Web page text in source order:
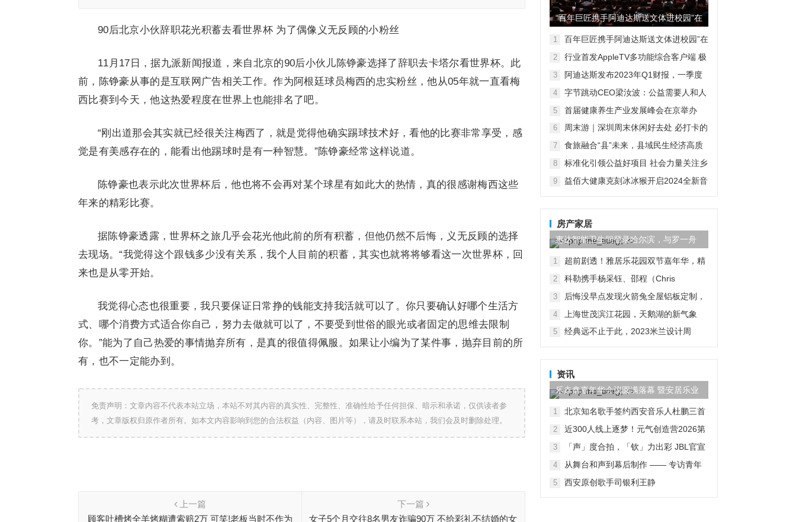
90后北京小伙辞职花光积蓄去看世界杯 为了偶像义无反顾的小粉丝
11月17日，据九派新闻报道，来自北京的90后小伙儿陈铮豪选择了辞职去卡塔尔看世界杯。此
前，陈铮豪从事的是互联网广告相关工作。作为阿根廷球员梅西的忠实粉丝，他从05年就一直看梅
西比赛到今天，他这热爱程度在世界上也能排名了吧。
“刚出道那会其实就已经很关注梅西了，就是觉得他确实踢球技术好，看他的比赛非常享受，感
觉是有美感存在的，能看出他踢球时是有一种智慧。”陈铮豪经常这样说道。
陈铮豪也表示此次世界杯后，他也将不会再对某个球星有如此大的热情，真的很感谢梅西这些
年来的精彩比赛。
据陈铮豪透露，世界杯之旅几乎会花光他此前的所有积蓄，但他仍然不后悔，义无反顾的选择
去现场。“我觉得这个跟钱多少没有关系，我个人目前的积蓄，其实也就将将够看这一次世界杯，回
来也是从零开始。
我觉得心态也很重要，我只要保证日常挣的钱能支持我活就可以了。你只要确认好哪个生活方
式、哪个消费方式适合你自己，努力去做就可以了，不要受到世俗的眼光或者固定的思维去限制
你。”能为了自己热爱的事情抛弃所有，是真的很值得佩服。如果让小编为了某件事，抛弃目前的所
有，也不一定能办到。
免责声明：文章内容不代表本站立场，本站不对其内容的真实性、完整性、准确性给予任何担保、暗示和承诺，仅供读者参
考，文章版权归原作者所有。如本文内容影响到您的合法权益（内容、图片等），请及时联系本站，我们会及时删除处理。
上一篇
顾客吐槽烤全羊烤糊遭索赔2万 可笑!老板当时不作为
下一篇
女子5个月交往8名男友诈骗90万 不给彩礼不结婚的女
“百年巨匠携手阿迪达斯送文体进校园”在
京启动
1
百年巨匠携手阿迪达斯送文体进校园”在
2
行业首发AppleTV多功能综合客户端 极
3
阿迪达斯发布2023年Q1财报，一季度
4
字节跳动CEO梁汝波：公益需要人和人
5 首届健康养生产业发展峰会在京举办
6
周末游｜深圳周末休闲好去处 必打卡的
7
食旅融合“县”未来，县域民生经济高质
8
标准化引领公益好项目 社会力量关注乡
9
益佰大健康克刻冰冰猴开启2024全新音
房产家居
惠达智能卫生间登录哈尔滨，与罗一舟
上演冬日公益奇遇
1
超前剧透！雅居乐花园双节嘉年华，精
2
科勒携手杨采钰、邵程（Chris
达”
3
后悔没早点发现火箭兔全屋铝板定制，
4 上海世茂滨江花园，天鹅湖的新气象
5
经典远不止于此，2023米兰设计周
资讯
乐垚鑫嘉年华会议圆满落幕 暨安居乐业
成功挂牌
1
北京知名歌手签约西安音乐人杜鹏三首
2
近300人线上逐梦！元气创造营2026第
揭晓
3
「声」度合拍，「钦」力出彩 JBL官宣
4
从舞台和声到幕后制作 —— 专访青年
5 西安原创歌手司银利王静